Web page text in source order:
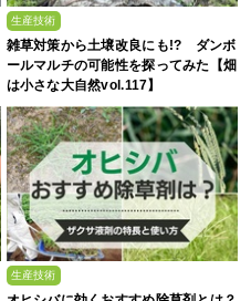
生産技術
雑草対策から土壌改良にも!? ダンボ
ールマルチの可能性を探ってみた【畑
は小さな大自然vol.117】
生産技術